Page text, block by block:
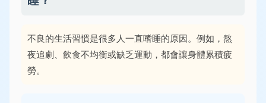
不良的生活習慣是很多人一直嗜睡的原因。例如，熬
夜追劇、飲食不均衡或缺乏運動，都會讓身體累積疲
勞。